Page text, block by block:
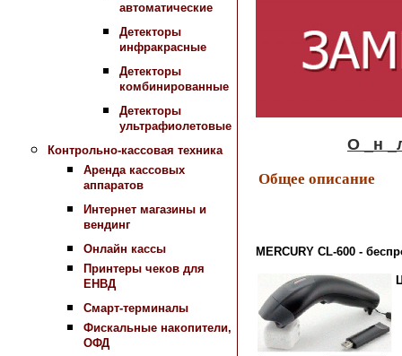
автоматические
Детекторы
инфракрасные
Детекторы
комбинированные
Детекторы
ультрафиолетовые
Контрольно-кассовая техника
Аренда кассовых
аппаратов
Интернет магазины и
вендинг
Онлайн кассы
Принтеры чеков для
ЕНВД
Смарт-терминалы
Фискальные накопители,
ОФД
О _н _л
Общее описание
MERCURY CL-600 -